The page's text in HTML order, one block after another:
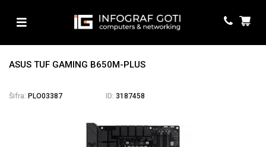
ASUS TUF GAMING B650M-PLUS
Šifra: PLO03387 ID: 3187458